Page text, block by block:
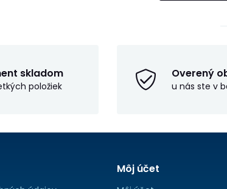
skladom
položiek
Overený
u nás ste v
Môj účet